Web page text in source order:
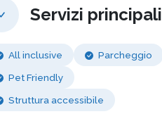
Servizi principali
All inclusive
Parcheggio
Pet Friendly
Struttura accessibile